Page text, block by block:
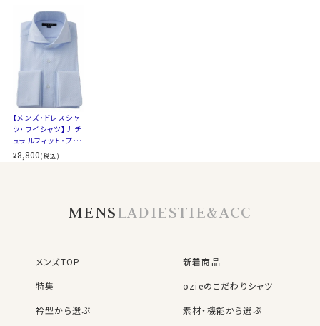
ビジネスやフォーマルシーンで堂々と身につけることの
できる、大人の男の数少ないアクセサリーの一つ＝カフリ
ンクス。
ビジネスシーンでの着用の際は、カフリンクスの選び方に
ルールはありません。
スーツの色や気分でお好みのカフリンクスに付け替えて、
コーディネイトをよりお楽しみください。
●カフリンクス（カフスボタン）をご希望のお客様には付
ご希望の方は、「希望する」
▼スポット商品につき再入荷はございませんのでご了承
ください
▼ナチュラルフィットとは？
後ろ身頃にダーツを入れて、ウエスト部分をやや絞ったス
タイルです。
適度に絞ったウエストラインは細すぎず、それでいてダボ
つきのないシルエット。
着心地を考え、細いだけのシャツとは一線を画したつくり
になっています。
※43cm（LL）・45cm（3L）・47cm(4L)サイズにおいて
【メンズ・ドレスシャ
ツ・ワイシャツ】ナチ
ュラルフィット・プレ
ミアムコットン・ダブ
ルカフス・形態安定・
¥8,800(税込)
MENSLADIESTIE&ACC
メンズTOP
新着商品
特集
ozieのこだわりシャツ
衿型から選ぶ
素材・機能から選ぶ